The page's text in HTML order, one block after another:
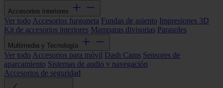
Accesorios interiores
Ver todo Accesorios furgoneta Fundas de asiento Impresiones 3D
Kit de accesorios interiores Mamparas divisorias Parasoles
Multimedia y Tecnología
Ver todo Accesorios para móvil Dash Cams Sensores de
aparcamiento Sistemas de audio y navegación
Accesorios de seguridad